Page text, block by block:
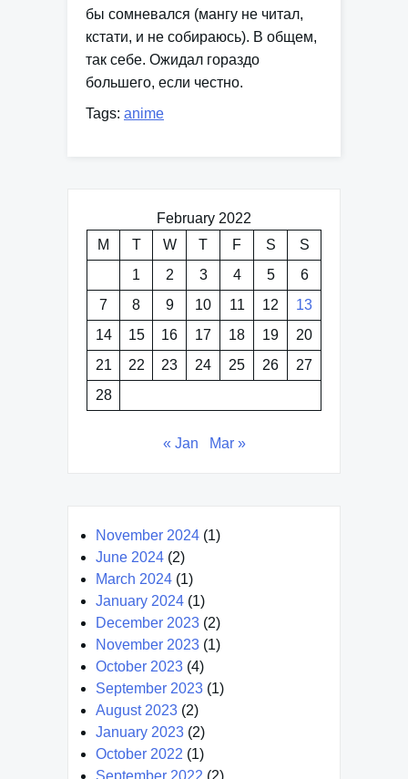
бы сомневался (мангу не читал,
кстати, и не собираюсь). В общем,
так себе. Ожидал гораздо
большего, если честно.
Tags: anime
February 2022
M
T W T F S
S
1
2 3 4 5
6
7
8 9 10 11 12
13
14
15 16 17 18 19
20
21
22 23 24 25 26
27
28
« Jan Mar »
November 2024 (1)
June 2024 (2)
March 2024 (1)
January 2024 (1)
December 2023 (2)
November 2023 (1)
October 2023 (4)
September 2023 (1)
August 2023 (2)
January 2023 (2)
October 2022 (1)
September 2022 (2)